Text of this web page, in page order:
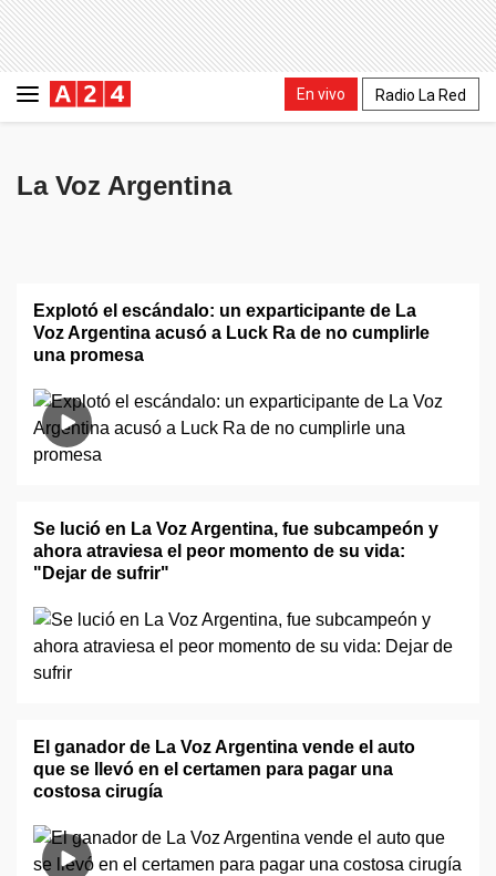
En vivo Radio La Red
La Voz Argentina
Explotó el escándalo: un exparticipante de La
Voz Argentina acusó a Luck Ra de no cumplirle
una promesa
Se lució en La Voz Argentina, fue subcampeón y
ahora atraviesa el peor momento de su vida:
"Dejar de sufrir"
El ganador de La Voz Argentina vende el auto
que se llevó en el certamen para pagar una
costosa cirugía